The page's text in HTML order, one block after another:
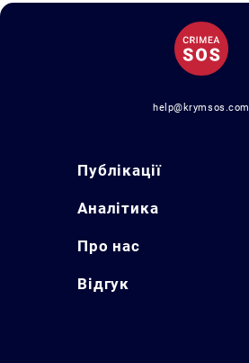
help@krymsos.com
Публікації
Аналітика
Про нас
Відгук